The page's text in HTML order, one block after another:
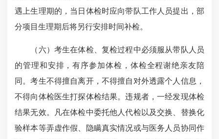
遇上生理期的，当日体检时应向带队工作人员提出，部
分项目生理期后将另行安排时间补检。
（六）考生在体检、复检过程中必须服从带队人员
的管理和安排，有序参加体检，体检全程谢绝亲友陪
同。考生不得擅自离开，不得擅自对外透露个人信息，
不得向体检医生打探体检结果。违规者，一经发现体检
结果无效。凡在体检中委托他人代检以及交换、替换化
验样本等弄虚作假、隐瞒真实情况或与医务人员协同作